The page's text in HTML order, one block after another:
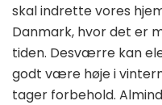
hjem
skal indrette vores
Danmark, hvor det er
tiden. Desværre kan
godt være høje i
tager forbehold.